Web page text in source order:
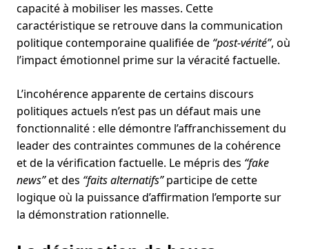
capacité à mobiliser les masses. Cette
caractéristique se retrouve dans la communication
politique contemporaine qualifiée de “post-vérité”, où
l’impact émotionnel prime sur la véracité factuelle.
L’incohérence apparente de certains discours
politiques actuels n’est pas un défaut mais une
fonctionnalité : elle démontre l’affranchissement du
leader des contraintes communes de la cohérence
et de la vérification factuelle. Le mépris des “fake
news”et des “faits alternatifs”participe de cette
logique où la puissance d’affirmation l’emporte sur
la démonstration rationnelle.